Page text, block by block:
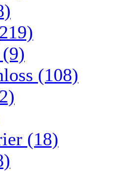
(108)
(18)